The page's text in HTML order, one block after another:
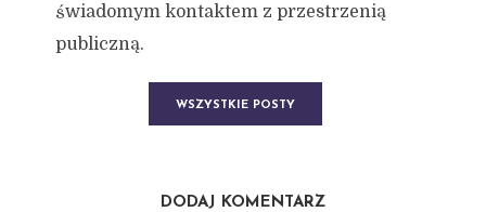
świadomym kontaktem z przestrzenią
publiczną.
WSZYSTKIE POSTY
DODAJ KOMENTARZ